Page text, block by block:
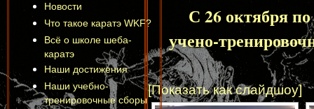
С 26 октября
учено-
[Показать как слайдшоу]
Новости
Что такое каратэ WKF?
Всё о школе шеба-
каратэ
Наши достижения
Наши учебно-
тренировочные сборы